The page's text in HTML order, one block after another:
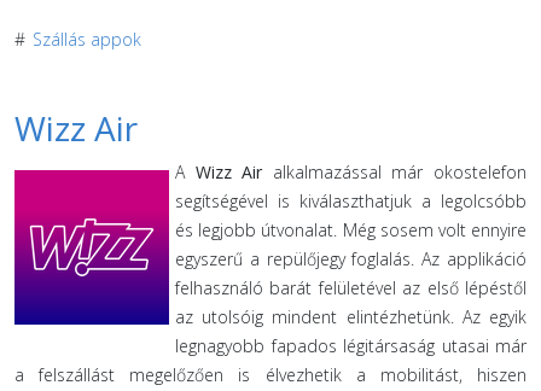
# Szállás appok
Wizz Air
A Wizz Air alkalmazással már okostelefon
segítségével is kiválaszthatjuk a legolcsóbb
és legjobb útvonalat. Még sosem volt ennyire
egyszerű a repülőjegy foglalás. Az applikáció
felhasználó barát felületével az első lépéstől
az utolsóig mindent elintézhetünk. Az egyik
legnagyobb fapados légitársaság utasai már
a felszállást megelőzően is élvezhetik a mobilitást, hiszen